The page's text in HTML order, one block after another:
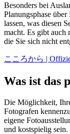
Besonders bei
Planungsphase
lassen, was diesen
macht. Es gibt auch
die Sie sich nicht
こころから |
Was ist das
Die Möglichkeit,
Fotografen
eigene
und kostspielig sein.